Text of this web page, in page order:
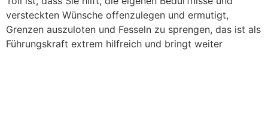
versteckten Wünsche offenzulegen und ermutigt,
Grenzen auszuloten und Fesseln zu sprengen, das ist als
Führungskraft extrem hilfreich und bringt weiter